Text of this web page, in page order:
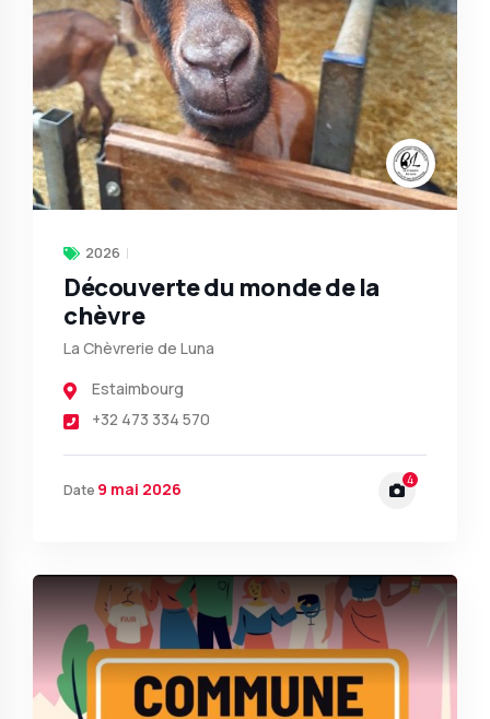
2026
Découverte du monde de la
chèvre
La Chèvrerie de Luna
Estaimbourg
+32 473 334 570
Date 9 mai 2026 4